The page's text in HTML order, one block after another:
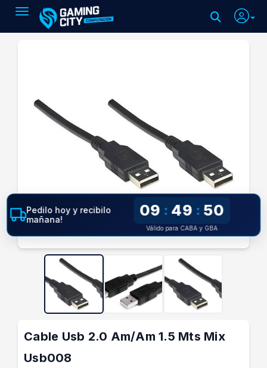
Toggle navigation
Cable Usb 2.0 Am/Am 1.5 Mts Mix
Usb008
Pedilo hoy y recibilo
mañana!
09 : 49 : 49
Válido para CABA y GBA